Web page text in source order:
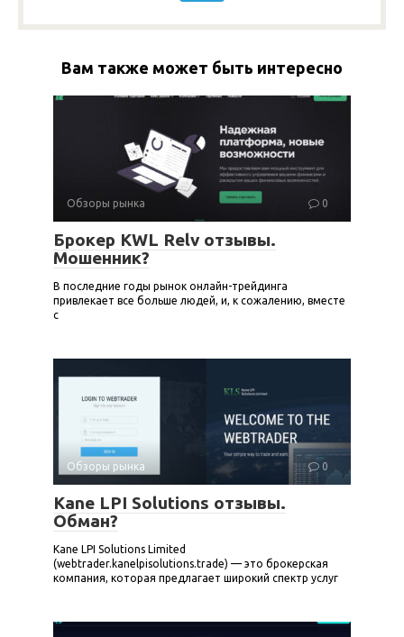
Вам также может быть интересно
Обзоры рынка 0
Брокер KWL Relv отзывы.
Мошенник?
В последние годы рынок онлайн-трейдинга
привлекает все больше людей, и, к сожалению, вместе
с
Обзоры рынка 0
Kane LPI Solutions отзывы.
Обман?
Kane LPI Solutions Limited
(webtrader.kanelpisolutions.trade) — это брокерская
компания, которая предлагает широкий спектр услуг